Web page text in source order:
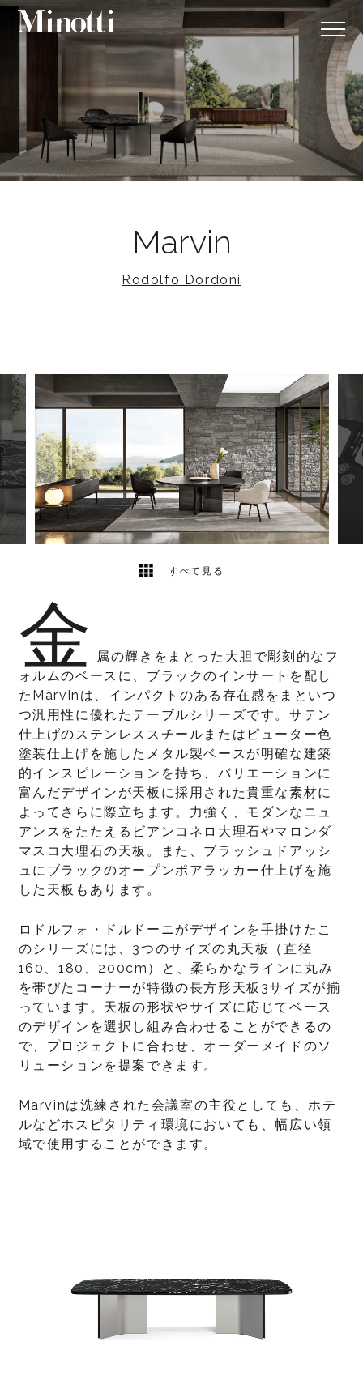
Marvin
Rodolfo Dordoni
すべて見る
6 2
金
属の輝きをまとった大胆で彫刻的なフ
ォルムのベースに、ブラックのインサートを配し
たMarvinは、インパクトのある存在感をまといつ
つ汎用性に優れたテーブルシリーズです。サテン
仕上げのステンレススチールまたはピューター色
塗装仕上げを施したメタル製ベースが明確な建築
的インスピレーションを持ち、バリエーションに
富んだデザインが天板に採用された貴重な素材に
よってさらに際立ちます。力強く、モダンなニュ
アンスをたたえるビアンコネロ大理石やマロンダ
マスコ大理石の天板。また、ブラッシュドアッシ
ュにブラックのオープンポアラッカー仕上げを施
した天板もあります。
ロドルフォ・ドルドーニがデザインを手掛けたこ
のシリーズには、3つのサイズの丸天板（直径
160、180、200cm）と、柔らかなラインに丸み
を帯びたコーナーが特徴の長方形天板3サイズが揃
っています。天板の形状やサイズに応じてベース
のデザインを選択し組み合わせることができるの
で、プロジェクトに合わせ、オーダーメイドのソ
リューションを提案できます。
Marvinは洗練された会議室の主役としても、ホテ
ルなどホスピタリティ環境においても、幅広い領
域で使用することができます。